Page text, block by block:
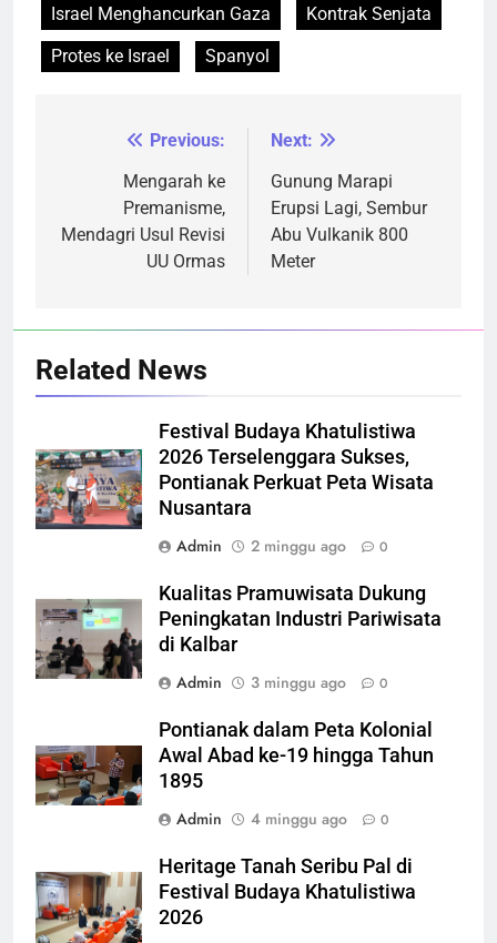
Israel Menghancurkan Gaza
Kontrak Senjata
Protes ke Israel
Spanyol
NavigasiPrevious:
Mengarah ke
Premanisme,
Mendagri Usul Revisi
UU Ormas
Next:
Gunung Marapi
Erupsi Lagi, Sembur
Abu Vulkanik 800
Meter
Related News
Festival Budaya Khatulistiwa
2026 Terselenggara Sukses,
Pontianak Perkuat Peta Wisata
Nusantara
Admin
2 minggu ago 0
Kualitas Pramuwisata Dukung
Peningkatan Industri Pariwisata
di Kalbar
Admin
3 minggu ago 0
Pontianak dalam Peta Kolonial
Awal Abad ke-19 hingga Tahun
1895
Admin
4 minggu ago 0
Heritage Tanah Seribu Pal di
Festival Budaya Khatulistiwa
2026